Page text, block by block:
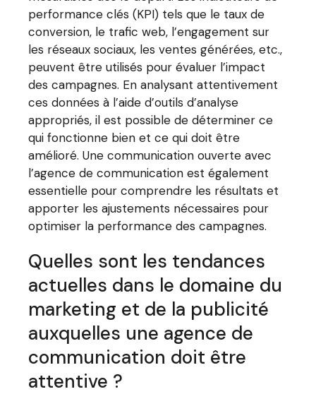
performance clés (KPI) tels que le taux de
conversion, le trafic web, l’engagement sur
les réseaux sociaux, les ventes générées, etc.,
peuvent être utilisés pour évaluer l’impact
des campagnes. En analysant attentivement
ces données à l’aide d’outils d’analyse
appropriés, il est possible de déterminer ce
qui fonctionne bien et ce qui doit être
amélioré. Une communication ouverte avec
l’agence de communication est également
essentielle pour comprendre les résultats et
apporter les ajustements nécessaires pour
optimiser la performance des campagnes.
Quelles sont les tendances
actuelles dans le domaine du
marketing et de la publicité
auxquelles une agence de
communication doit être
attentive ?